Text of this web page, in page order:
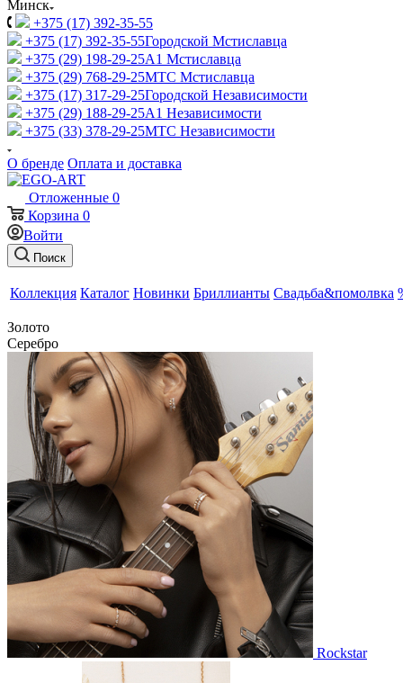
Минск
+375 (17) 392-35-55
+375 (17) 392-35-55Городской Мстиславца
+375 (29) 198-29-25A1 Мстиславца
+375 (29) 768-29-25МТС Мстиславца
+375 (17) 317-29-25Городской Независимости
+375 (29) 188-29-25A1 Независимости
+375 (33) 378-29-25МТС Независимости
О бренде Оплата и доставка
Отложенные 0
Корзина 0
Войти
Поиск
Коллекция Каталог Новинки Бриллианты Свадьба&помолвка
Золото
Серебро
Rockstar